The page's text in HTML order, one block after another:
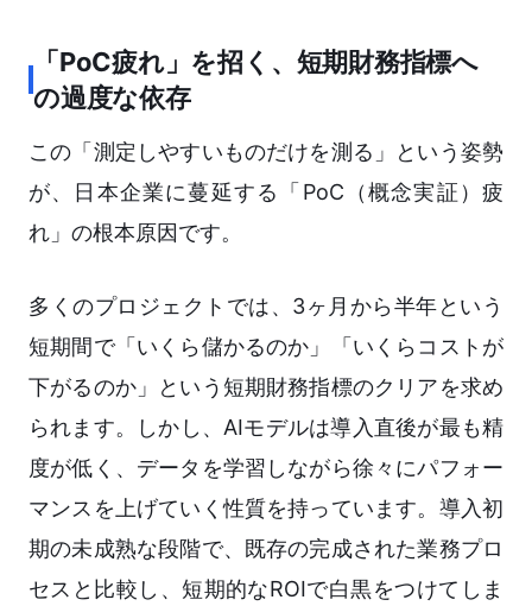
「PoC疲れ」を招く、短期財務指標へ
の過度な依存
この「測定しやすいものだけを測る」という姿勢
が、日本企業に蔓延する「PoC（概念実証）疲
れ」の根本原因です。
多くのプロジェクトでは、3ヶ月から半年という
短期間で「いくら儲かるのか」「いくらコストが
下がるのか」という短期財務指標のクリアを求め
られます。しかし、AIモデルは導入直後が最も精
度が低く、データを学習しながら徐々にパフォー
マンスを上げていく性質を持っています。導入初
期の未成熟な段階で、既存の完成された業務プロ
セスと比較し、短期的なROIで白黒をつけてしま